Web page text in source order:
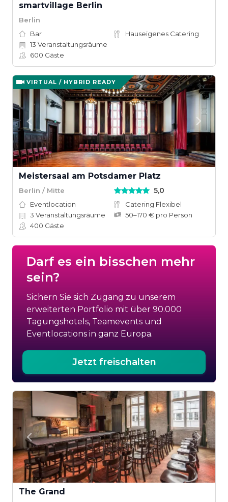
smartvillage Berlin
Berlin
Bar
Hauseigenes Catering
13 Veranstaltungsräume
600 Gäste
VIRTUAL / HYBRID READY
Meistersaal am Potsdamer Platz
Berlin / Mitte 5,0
Eventlocation
Catering Flexibel
3 Veranstaltungsräume
50–170 € pro Person
400 Gäste
Darf es ein bisschen mehr
sein?
Sichern Sie sich Zugang zu unserem
erweiterten Portfolio mit über 90.000
Tagungshotels, Teamevents und
Eventlocations in ganz Europa.
Jetzt freischalten
The Grand